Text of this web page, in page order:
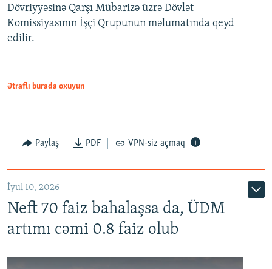
Dövriyyəsinə Qarşı Mübarizə üzrə Dövlət
Komissiyasının İşçi Qrupunun məlumatında qeyd
edilir.
Ətraflı burada oxuyun
Paylaş PDF VPN-siz açmaq
İyul 10, 2026
Neft 70 faiz bahalaşsa da, ÜDM
artımı cəmi 0.8 faiz olub